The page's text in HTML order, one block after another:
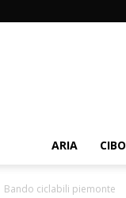
ARIA CIBO
Bando ciclabili piemonte